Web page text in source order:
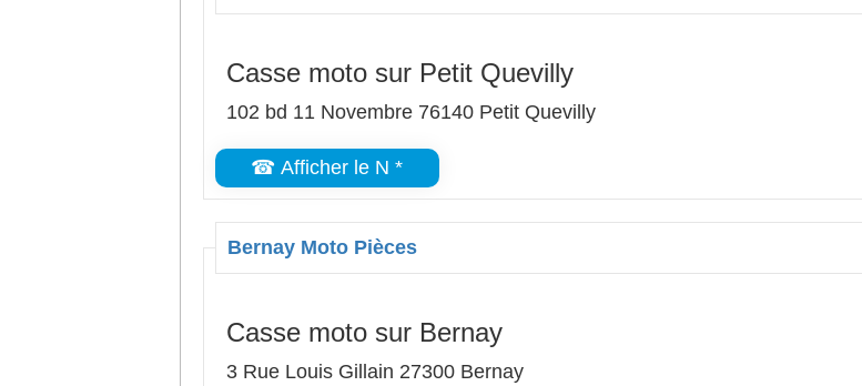
Casse moto sur Petit Quevilly
102 bd 11 Novembre 76140 Petit Quevilly
☎ Afficher le N *
Bernay Moto Pièces
Casse moto sur Bernay
3 Rue Louis Gillain 27300 Bernay